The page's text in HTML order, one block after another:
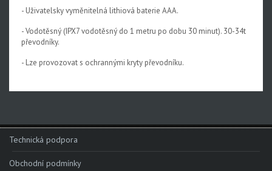
Force22/Force
Rival 1
MAVEN - NEW!!!
DB8
- Uživatelsky vyměnitelná lithiová baterie AAA.
- Vodotěsný (IPX7 vodotěsný do 1 metru po dobu 30 minut). 30-34t
převodníky.
- Lze provozovat s ochrannými kryty převodníku.
Technická podpora
Obchodní podmínky